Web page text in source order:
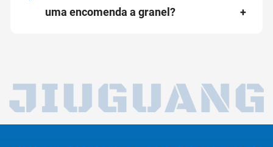
uma encomenda a granel?